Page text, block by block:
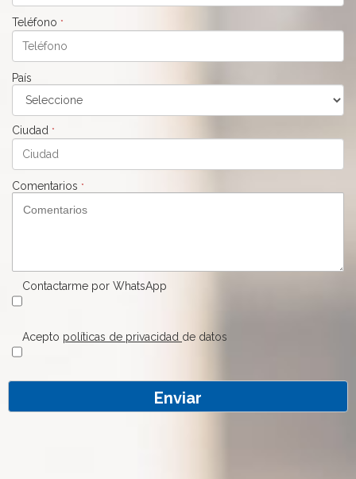
Teléfono *
País
Ciudad *
Comentarios *
Contactarme por WhatsApp
Acepto políticas de privacidad de datos